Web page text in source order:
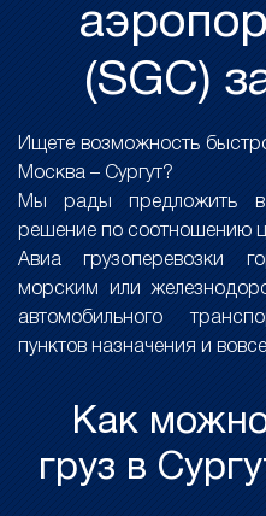
(SGC)
Ищете возможность
Москва – Сургут?
Мы рады предложить
решение по соотношению
Авиа грузоперевозки
морским или
автомобильного
пунктов назначения и
Как
груз в